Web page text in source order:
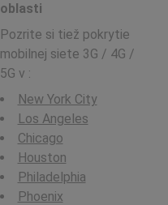
oblasti
Pozrite si tiež pokrytie
mobilnej siete 3G / 4G /
5G v :
New York City
Los Angeles
Chicago
Houston
Philadelphia
Phoenix